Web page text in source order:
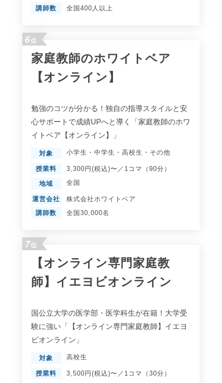
講師数
全国400人以上
6位
家庭教師のホワイトベア
【オンライン】
勉強のコツが分かる！独自の指導スタイルと安
心サポートで成績UPへと導く「家庭教師のホワ
イトベア【オンライン】」
対象 小学生 ・ 中学生 ・ 高校生 ・ その他
授業料 3,300円(税込)〜／1コマ（90分）
地域 全国
運営会社
株式会社ホワイトベア
講師数
全国30,000名
7位
【オンライン専門家庭教
師】イエヨビオンライン
国公立大学の医学部・医学科生が在籍！大学受
験に強い「【オンライン専門家庭教師】イエヨ
ビオンライン」
対象 高校生
授業料 3,500円(税込)〜／1コマ（30分）